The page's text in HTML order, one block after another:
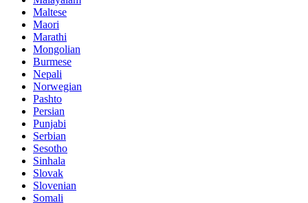
Maltese
Maori
Marathi
Mongolian
Burmese
Nepali
Norwegian
Pashto
Persian
Punjabi
Serbian
Sesotho
Sinhala
Slovak
Slovenian
Somali